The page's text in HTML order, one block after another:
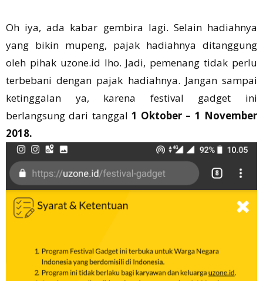
Oh iya, ada kabar gembira lagi. Selain hadiahnya
yang bikin mupeng, pajak hadiahnya ditanggung
oleh pihak uzone.id lho. Jadi, pemenang tidak perlu
terbebani dengan pajak hadiahnya. Jangan sampai
ketinggalan ya, karena festival gadget ini
berlangsung dari tanggal 1 Oktober – 1 November
2018.